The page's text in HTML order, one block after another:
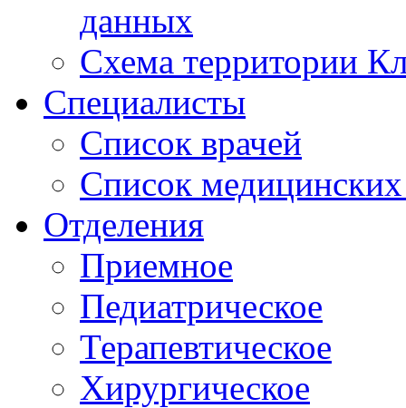
данных
Схема территории
Специалисты
Список врачей
Список медицинских
Отделения
Приемное
Педиатрическое
Терапевтическое
Хирургическое